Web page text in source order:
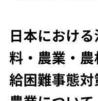
日本におけ
料・農業・
給困難事態対